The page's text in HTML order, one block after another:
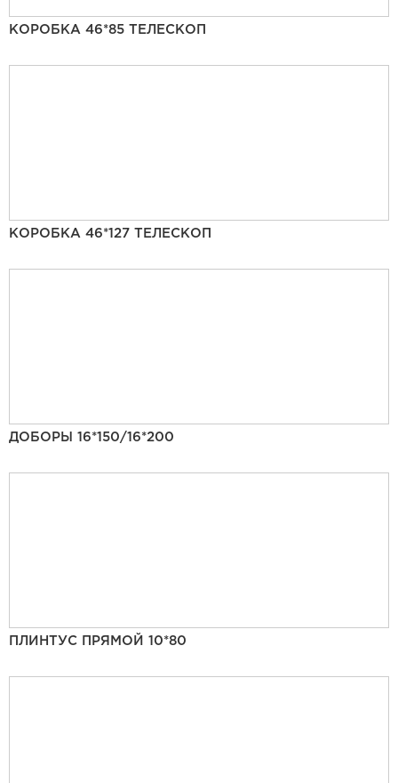
КОРОБКА 46*85 ТЕЛЕСКОП
КОРОБКА 46*127 ТЕЛЕСКОП
ДОБОРЫ 16*150/16*200
ПЛИНТУС ПРЯМОЙ 10*80